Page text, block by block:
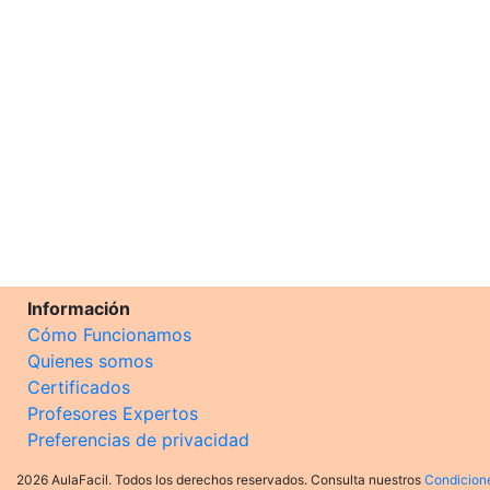
Información
Cómo Funcionamos
Quienes somos
Certificados
Profesores Expertos
Preferencias de privacidad
2026 AulaFacil. Todos los derechos reservados. Consulta nuestros